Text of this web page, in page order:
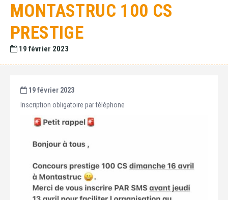
MONTASTRUC 100 CS
PRESTIGE
19 février 2023
19 février 2023
Inscription obligatoire par téléphone